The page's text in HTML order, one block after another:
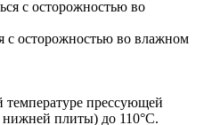
с осторожностью во влажном